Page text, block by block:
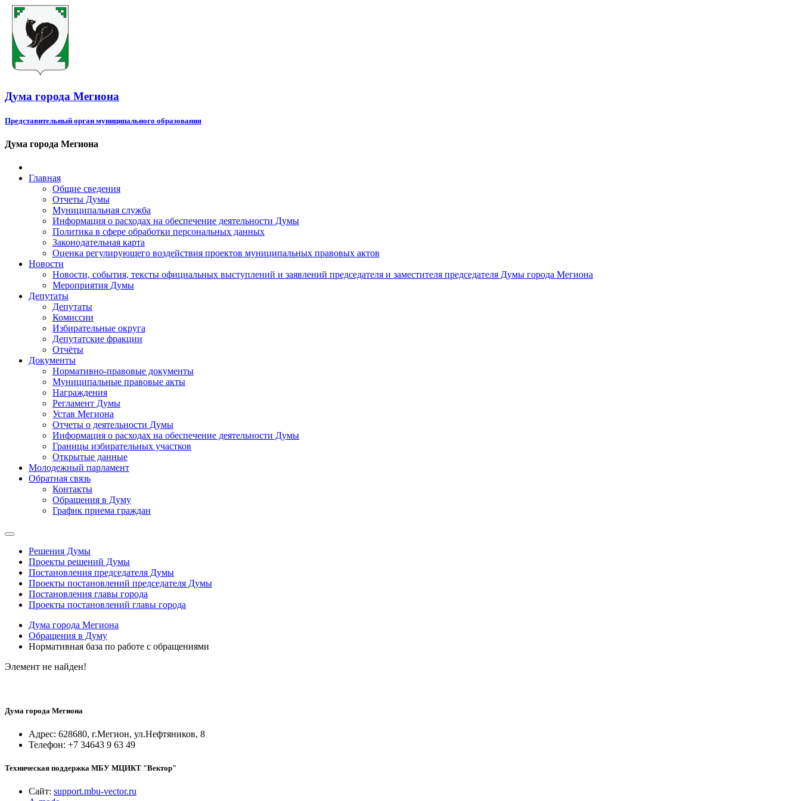
Дума города Мегиона
Представительный орган муниципального образования
Дума города Мегиона
Главная
Общие сведения
Отчеты Думы
Муниципальная служба
Информация о расходах на обеспечение деятельности Думы
Политика в сфере обработки персональных данных
Законодательная карта
Оценка регулирующего воздействия проектов муниципальных правовых актов
Новости
Новости, события, тексты официальных выступлений и заявлений председателя и заместителя председателя Думы города Мегиона
Мероприятия Думы
Депутаты
Депутаты
Комиссии
Избирательные округа
Депутатские фракции
Отчёты
Документы
Нормативно-правовые документы
Муниципальные правовые акты
Награждения
Регламент Думы
Устав Мегиона
Отчеты о деятельности Думы
Информация о расходах на обеспечение деятельности Думы
Границы избирательных участков
Открытые данные
Молодежный парламент
Обратная связь
Контакты
Обращения в Думу
График приема граждан
Решения Думы
Проекты решений Думы
Постановления председателя Думы
Проекты постановлений председателя Думы
Постановления главы города
Проекты постановлений главы города
Дума города Мегиона
Обращения в Думу
Нормативная база по работе с обращениями
Элемент не найден!
Дума города Мегиона
Адрес: 628680, г.Мегион, ул.Нефтяников, 8
Телефон: +7 34643 9 63 49
Техническая поддержка МБУ МЦИКТ "Вектор"
Сайт: support.mbu-vector.ru